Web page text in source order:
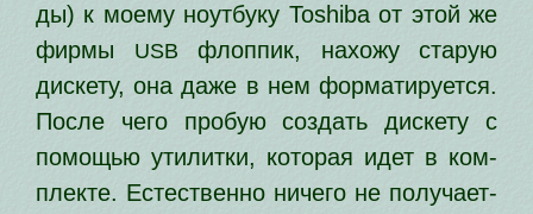
ды) к мое­му ноут­бу­ку Toshiba от этой же
фир­мы
USB флоп­пик, нахо­жу ста­рую
дис­ке­ту, она даже в нем фор­ма­ти­ру­ет­ся.
После чего про­бую создать дис­ке­ту с
помо­щью ути­лит­ки, кото­рая идет в ком­
плек­те. Естественно ниче­го не полу­ча­ет­